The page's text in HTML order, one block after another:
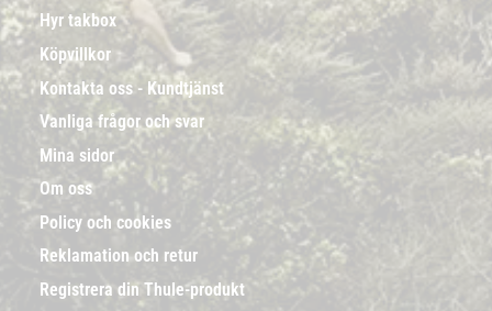
Hyr takbox
Köpvillkor
Kontakta oss - Kundtjänst
Vanliga frågor och svar
Mina sidor
Om oss
Policy och cookies
Reklamation och retur
Registrera din Thule-produkt